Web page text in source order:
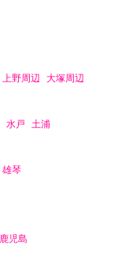
上野周辺 大塚周辺
水戸 土浦
雄琴
鹿児島